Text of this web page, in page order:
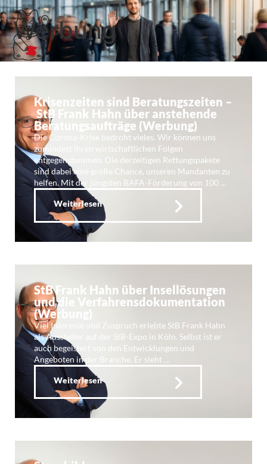
Werbung
Krisenzeiten sind Beratungszeiten –
StB Frank Hahn über anstehende
Beratungsaufträge (Werbung)
Die Corona-Krise bedroht vieles. Wir können uns
zumindest ihren wirtschaftlichen Folgen
entgegenstemmen. Die derzeitigen Rettungspakete
sind dabei eine große Chance, unseren Mandanten zu
helfen. Mit der jüngsten BAFA-Förderung von 100 …
Weiterlesen
StB Frank Hahn über Insellösungen
und die Verfahrensdokumentation
(Werbung)
Viel Interesse und Zuspruch erlebte StB Frank Hahn
als Aussteller auf der StB-Expo in Köln. Selbst ist er
auch begeistert von den Entwicklungen und
Angeboten in der Branche. Er sieht …
Weiterlesen